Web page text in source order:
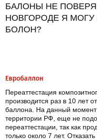
БАЛОНЫ НЕ
НОВГОРОДЕ Я
БОЛОН?
Евробаллон
Переаттестация
производится раз в 10 лет
баллона. На данный
территории РФ, еще не
переаттестации, так как
только около 7 лет.